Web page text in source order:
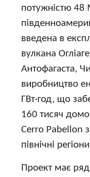
потужністю 48
введена в
вулкана
Антофагаста,
виробництво
ГВт·год, що
160 тисяч
Cerro Pabellon
північні
Проект має ряд